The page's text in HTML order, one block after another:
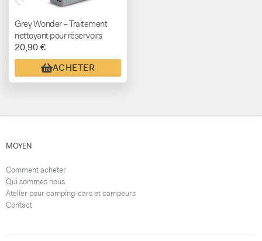
Grey Wonder – Traitement
nettoyant pour réservoirs
d’eaux grises
20,90 €
ACHETER
MOYEN
Comment acheter
Qui sommes nous
Atelier pour camping-cars et campeurs
Contact